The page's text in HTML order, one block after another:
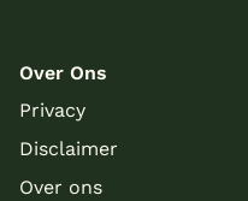
Over Ons
Privacy
Disclaimer
Over ons